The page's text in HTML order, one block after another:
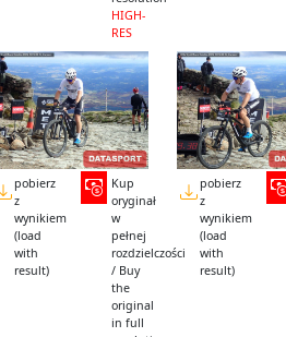
HIGH-
RES
pobierz
z
wynikiem
(load
with
result)
Kup
oryginał
w
pełnej
rozdzielczości
/ Buy
the
original
in full
pobierz
z
wynikiem
(load
with
result)